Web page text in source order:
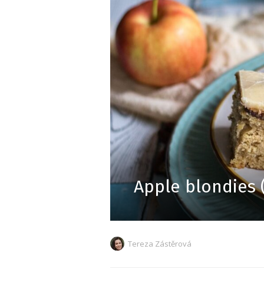
Apple blondies
Tereza Zástěrová